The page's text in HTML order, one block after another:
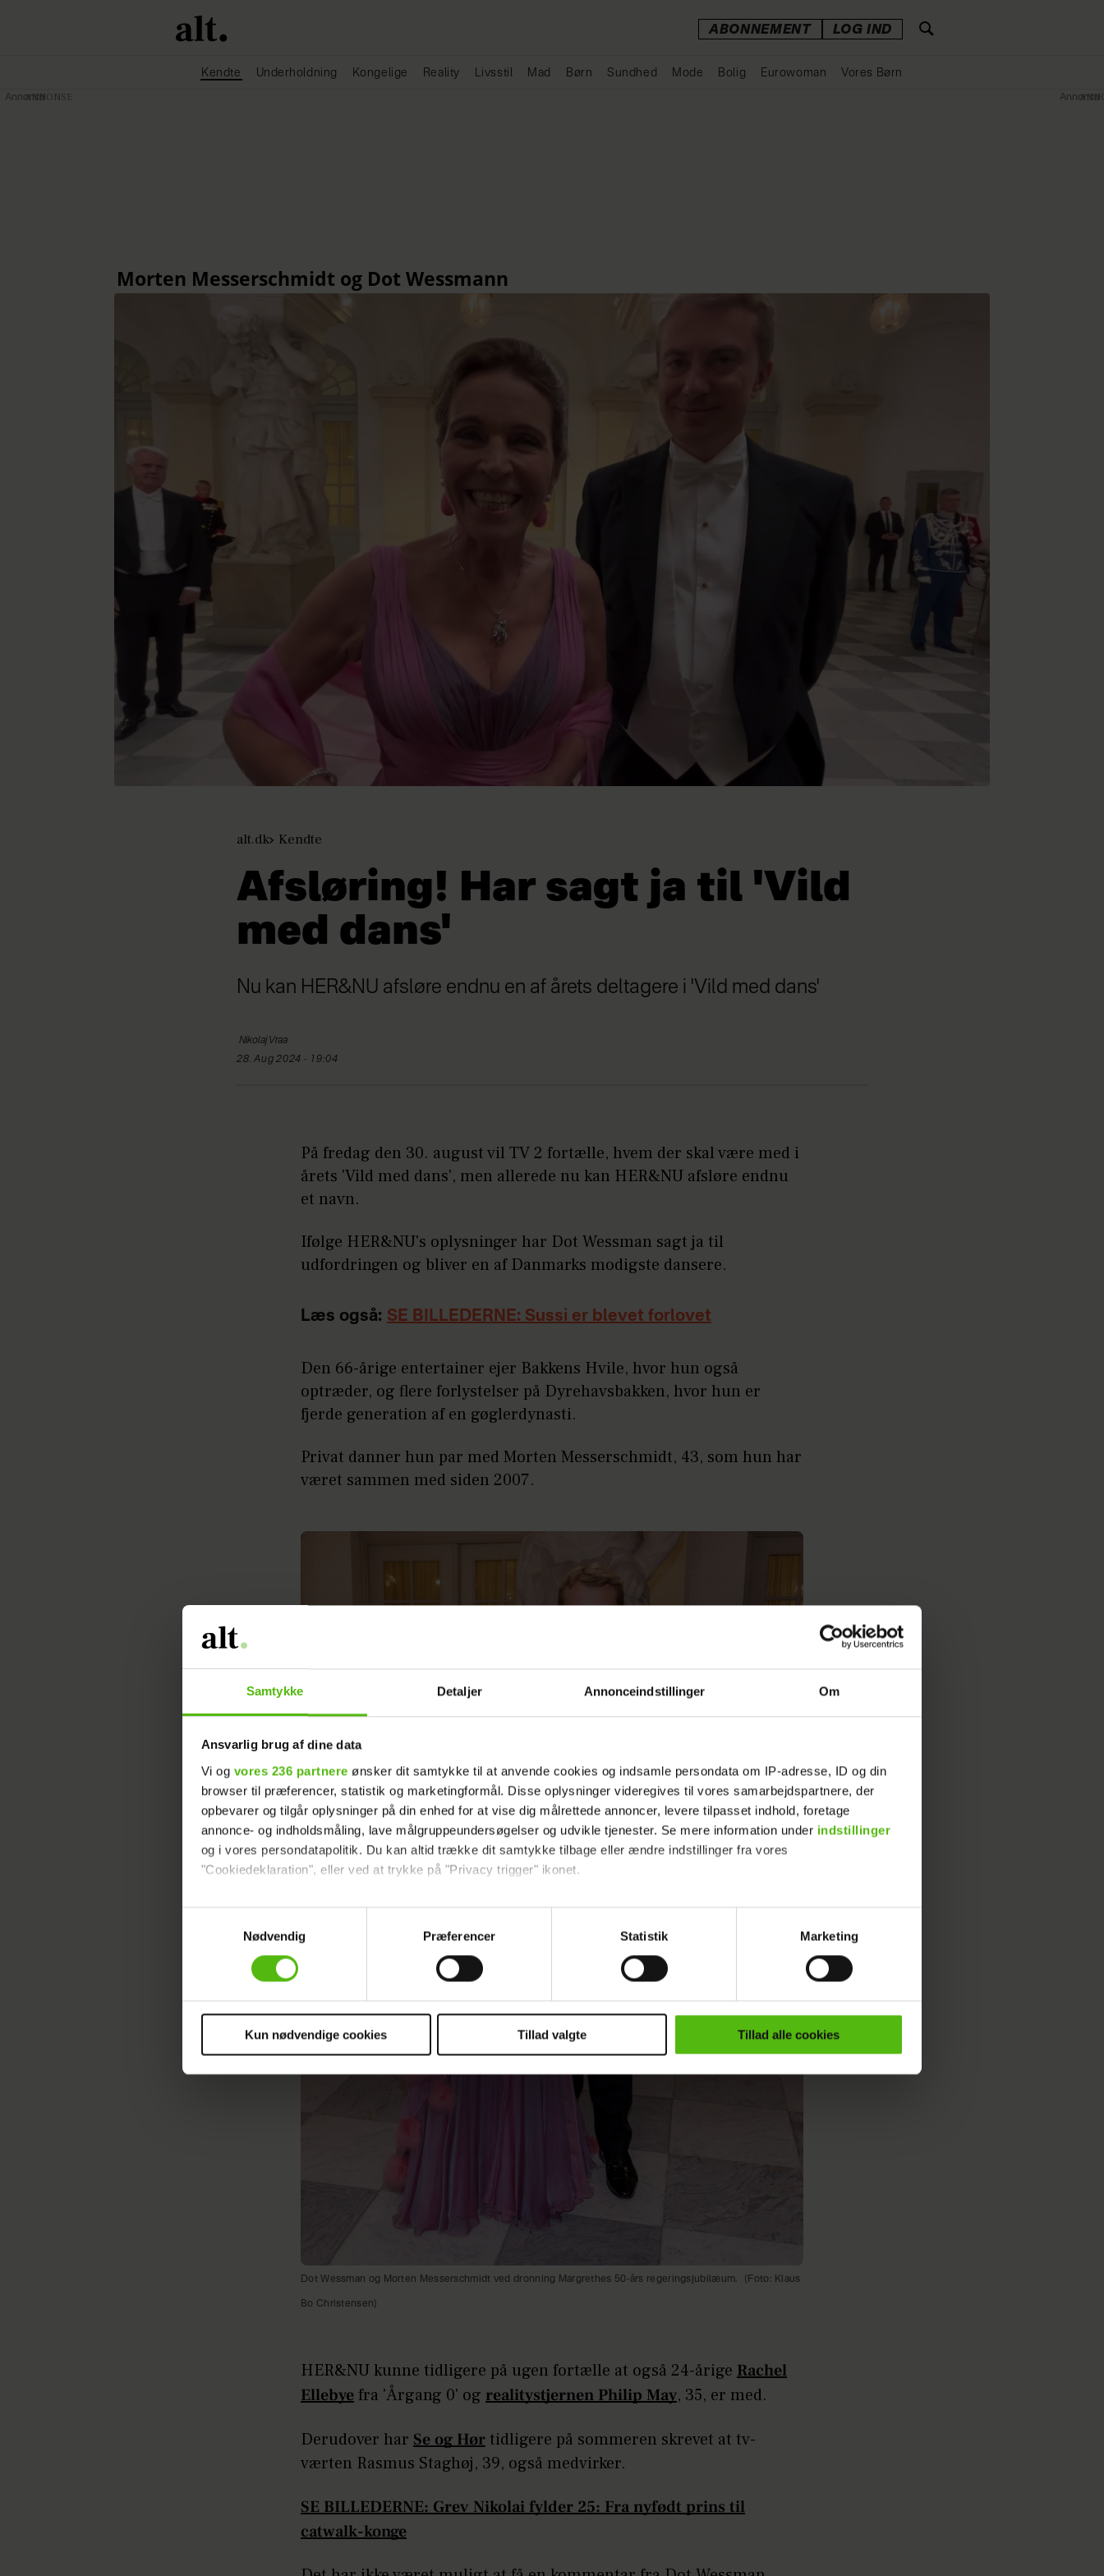
Samtykke Detaljer Annonceindstillinger Om
Ansvarlig brug af dine data
Vi og vores 236 partnere ønsker dit samtykke til at anvende cookies og indsamle persondata om IP-adresse, ID og din
browser til præferencer, statistik og marketingformål. Disse oplysninger videregives til vores samarbejdspartnere, der
opbevarer og tilgår oplysninger på din enhed for at vise dig målrettede annoncer, levere tilpasset indhold, foretage
annonce- og indholdsmåling, lave målgruppeundersøgelser og udvikle tjenester. Se mere information under indstillinger
og i vores persondatapolitik. Du kan altid trække dit samtykke tilbage eller ændre indstillinger fra vores
"Cookiedeklaration", eller ved at trykke på "Privacy trigger" ikonet.
Dine valg anvendes på hele websitet.
Vi ønsker dit samtykke til at indsamle og bruge data for at kunne levere og finansiere relevant journalistisk indhold til dig.
Vi anvender egne cookies og cookies fra tredjeparter til at at optimere dit besøg på vores hjemmeside. Vi indsamler data
sociale medier.
cookies, samarbejdspartnere og behandling af dine personoplysninger i forbindelse hermed i både
Nødvendig
Præferencer Statistik Marketing
Kun nødvendige cookies Tillad valgte Tillad alle cookies
ABONNEMENT LOG IND
Kendte Underholdning Kongelige Reality Livsstil Mad Børn Sundhed Mode Bolig Eurowoman Vores Børn
alt.dk Kendte
Afsløring! Har sagt ja til 'Vild
med dans'
Nu kan HER&NU afsløre endnu en af årets deltagere i 'Vild med dans'
Nikolaj Vraa
28. Aug 2024 - 19:04
På fredag den 30. august vil TV 2 fortælle, hvem der skal være med i
årets 'Vild med dans', men allerede nu kan HER&NU afsløre endnu
et navn.
Ifølge HER&NU's oplysninger har Dot Wessman sagt ja til
udfordringen og bliver en af Danmarks modigste dansere.
Læs også: SE BILLEDERNE: Sussi er blevet forlovet
Den 66-årige entertainer ejer Bakkens Hvile, hvor hun også
optræder, og flere forlystelser på Dyrehavsbakken, hvor hun er
fjerde generation af en gøglerdynasti.
Privat danner hun par med Morten Messerschmidt, 43, som hun har
været sammen med siden 2007.
Dot Wessman og Morten Messerschmidt ved dronning Margrethes 50-års regeringsjubilæum. (Foto: Klaus
Bo Christensen)
HER&NU kunne tidligere på ugen fortælle at også 24-årige Rachel
Ellebye fra 'Årgang 0' og realitystjernen Philip May, 35, er med.
Derudover har Se og Hør tidligere på sommeren skrevet at tv-
værten Rasmus Staghøj, 39, også medvirker.
SE BILLEDERNE: Grev Nikolai fylder 25: Fra nyfødt prins til
catwalk-konge
Annonce Annonce